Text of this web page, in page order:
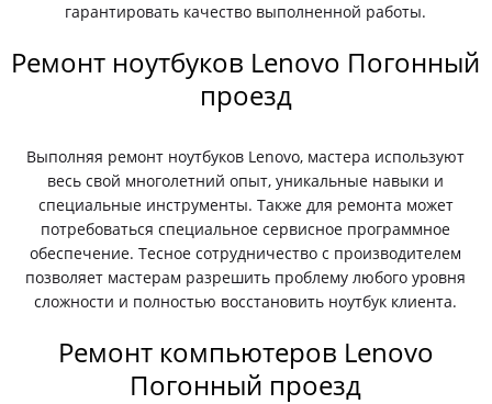
гарантировать качество выполненной работы.
Ремонт ноутбуков Lenovo Погонный
проезд
Выполняя ремонт ноутбуков Lenovo, мастера используют
весь свой многолетний опыт, уникальные навыки и
специальные инструменты. Также для ремонта может
потребоваться специальное сервисное программное
обеспечение. Тесное сотрудничество с производителем
позволяет мастерам разрешить проблему любого уровня
сложности и полностью восстановить ноутбук клиента.
Ремонт компьютеров Lenovo
Погонный проезд